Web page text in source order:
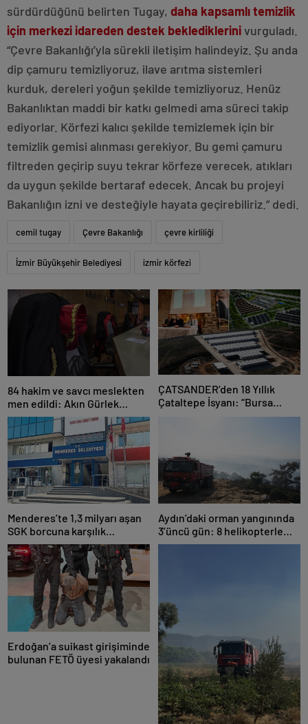
sürdürdüğünü belirten Tugay, daha kapsamlı temizlik
için merkezi idareden destek beklediklerinivurguladı.
“Çevre Bakanlığı’yla sürekli iletişim halindeyiz. Şu anda
dip çamuru temizliyoruz, ilave arıtma sistemleri
kurduk, dereleri yoğun şekilde temizliyoruz. Henüz
Bakanlıktan maddi bir katkı gelmedi ama süreci takip
ediyorlar. Körfezi kalıcı şekilde temizlemek için bir
temizlik gemisi alınması gerekiyor. Bu gemi çamuru
filtreden geçirip suyu tekrar körfeze verecek, atıkları
da uygun şekilde bertaraf edecek. Ancak bu projeyi
Bakanlığın izni ve desteğiyle hayata geçirebiliriz.” dedi.
cemil tugay Çevre Bakanlığı çevre kirliliği
İzmir Büyükşehir Belediyesi izmir körfezi
84 hakim ve savcı meslekten
men edildi: Akın Gürlek
açıkladı
ÇATSANDER’den 18 Yıllık
Çataltepe İsyanı: “Bursa
Esnafını Kim 18 Yıldır Mağdur
Menderes’te 1,3 milyarı aşan
SGK borcuna karşılık
taşınmaz teminatı
Aydın’daki orman yangınında
3’üncü gün: 8 helikopterle
müdahale yeniden başladı
Erdoğan’a suikast girişiminde
bulunan FETÖ üyesi yakalandı